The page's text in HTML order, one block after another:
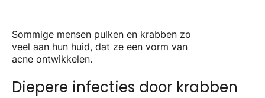
Sommige mensen pulken en krabben zo
veel aan hun huid, dat ze een vorm van
acne ontwikkelen.
Diepere infecties door krabben